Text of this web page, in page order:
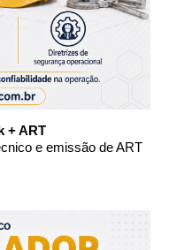
+ ART
e emissão de ART